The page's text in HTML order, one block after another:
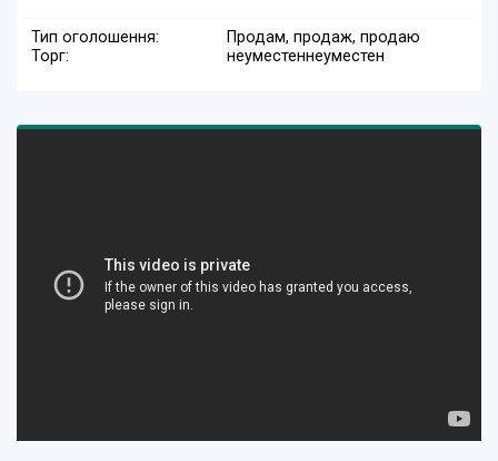
Тип оголошення:
Продам, продаж, продаю
Торг:
неуместеннеуместен